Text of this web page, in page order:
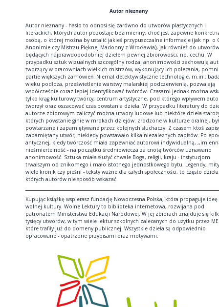
Autor nieznany
Autor nieznany - hasło to odnosi się zarówno do utworów plastycznych i
literackich, których autor pozostaje bezimienny, choć jest zapewne
osobą, o której można by ustalić jakieś przypuszczalne informacje (jak np. o
Anonimie czy Mistrzu Pięknej Madonny z Wrocławia), jak również do utworów
będących najprawdopodobniej dziełem pewnej zbiorowości, np. cechu. W
przypadku sztuk wizualnych szczególny rodzaj anonimowości zachowują
tworzący w pracowniach wielkich mistrzów, wykonujący ich polecania,
partie większych zamówień. Niemal detektywistyczne technologie, m.in.:
wieku podłoża, prześwietlenie warstwy malarskiej podczerwienią, pozwalają
współcześnie coraz lepiej identyfikować twórców. Czasami jednak można
tylko krąg kulturowy twórcy, centrum artystyczne, pod którego wpływem
tworzył oraz oszacować czas powstania dzieła. W przypadku literatury do
autorze zbiorowym zaliczyć można utwory ludowe lub niektóre dzieła
których powstanie ginie w mrokach dziejów: zrodzone w kulturze oralnej,
powtarzane i zapamiętywane przez kolejnych słuchaczy. Z czasem ktoś
zapamiętany utwór, niekiedy powstawało kilka niezależnych zapisów. Po
antycznej, kiedy twórczość miała zapewniać autorowi indywidualną,
nieśmiertelność - na początku średniowiecza za cnotę twórców uznawano
anonimowość. Sztuka miała służyć chwale Boga, religii, kraju - instytucjom
trwalszym od znikomego i mało istotnego jednostkowego bytu. Legendy,
wiele kronik czy pieśni - teksty ważne dla całych społeczności, to często
których autorów nie sposób wskazać.
Kupując książkę wspierasz fundację Nowoczesna Polska, która propaguje ideę
wolnej kultury. Wolne Lektury to biblioteka internetowa, rozwijana pod
patronatem Ministerstwa Edukacji Narodowej. W jej zbiorach znajduje się
tysięcy utworów, w tym wiele lektur szkolnych zalecanych do użytku przez
które trafiły już do domeny publicznej. Wszystkie dzieła są odpowiednio
opracowane - opatrzone przypisami oraz motywami.